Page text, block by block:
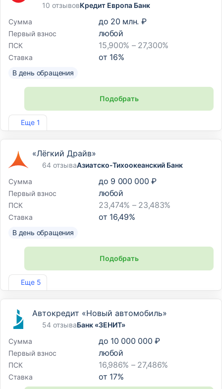
Еще 1
транспорт и спецтехнику»
10 отзывовКредит Европа Банк
Сумма
до 20 млн. ₽
Первый взнос любой
ПСК 15,900% – 27,300%
Ставка от 16%
В день обращения
Подобрать
Лиц. №3311
Еще 5
«Лёгкий Драйв»
64 отзываАзиатско-Тихоокеанский Банк
Сумма
до 9 000 000 ₽
Первый взнос любой
ПСК 23,474% – 23,483%
Ставка от 16,49%
В день обращения
Подобрать
Лиц. №1810
Автокредит «Новый автомобиль»
54 отзываБанк «ЗЕНИТ»
Сумма
до 10 000 000 ₽
Первый взнос любой
ПСК 16,986% – 27,486%
Ставка от 17%